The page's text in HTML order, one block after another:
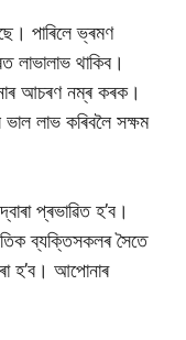
পাৰিলে ভ্ৰমণ
লাভালাভ থাকিব।
আচৰণ নম্ৰ কৰক।
লাভ কৰিবলৈ সক্ষম
প্ৰভাৱিত হ’ব।
ব্যক্তিসকলৰ সৈতে
হ’ব। আপোনাৰ